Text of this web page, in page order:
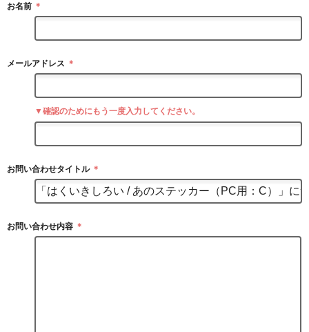
お名前 ＊
メールアドレス ＊
▼確認のためにもう一度入力してください。
お問い合わせタイトル ＊
お問い合わせ内容 ＊